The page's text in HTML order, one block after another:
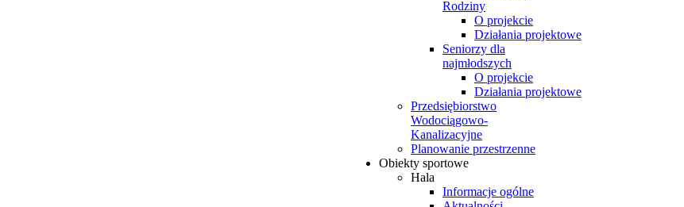
Rodziny
O projekcie
Działania projektowe
Seniorzy dla
najmłodszych
O projekcie
Działania projektowe
Przedsiębiorstwo
Wodociągowo-
Kanalizacyjne
Planowanie przestrzenne
Obiekty sportowe
Hala
Informacje ogólne